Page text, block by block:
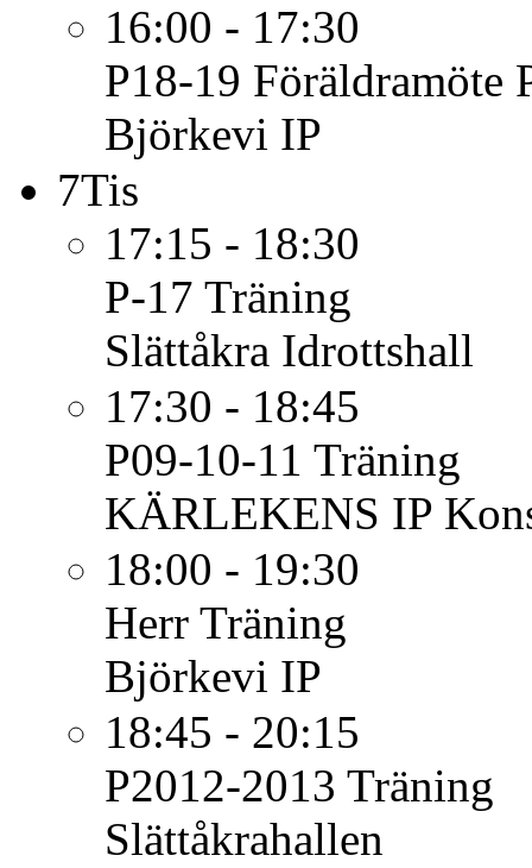
16:00 - 17:30
P18-19 Föräldramöte
Björkevi IP
7Tis
17:15 - 18:30
P-17 Träning
Slättåkra Idrottshall
17:30 - 18:45
P09-10-11 Träning
KÄRLEKENS IP
18:00 - 19:30
Herr Träning
Björkevi IP
18:45 - 20:15
P2012-2013 Träning
Slättåkrahallen